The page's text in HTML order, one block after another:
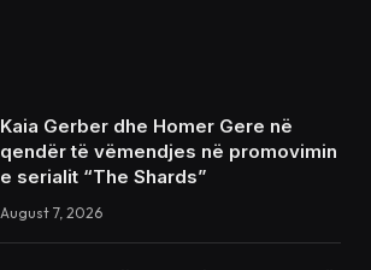
Kaia Gerber dhe Homer Gere në
qendër të vëmendjes në promovimin
e serialit “The Shards”
August 7, 2026